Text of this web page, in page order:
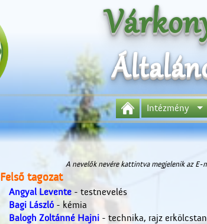
Intézmény
A nevelők nevére kattintva megjelenik az E-
Felső tagozat
Angyal Levente- testnevelés
Bagi László- kémia
Balogh Zoltánné Hajni- technika, rajz